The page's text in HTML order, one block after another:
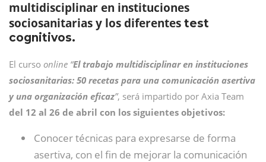
multidisciplinar en instituciones
sociosanitarias y los diferentes test
cognitivos.
El curso online “El trabajo multidisciplinar en instituciones
sociosanitarias: 50 recetas para una comunicación asertiva
y una organización eficaz”, será impartido por Axia Team
del 12 al 26 de abril con los siguientes objetivos:
Conocer técnicas para expresarse de forma
asertiva, con el fin de mejorar la comunicación